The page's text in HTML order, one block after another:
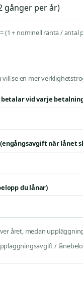
(1 + nominell ränta / antal
vill se en mer
vid varje
när lånet
du lånar)
året, medan
/